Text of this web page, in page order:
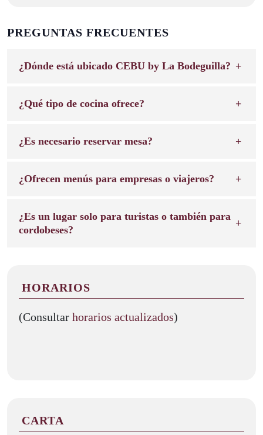
PREGUNTAS FRECUENTES
¿Dónde está ubicado CEBU by La Bodeguilla?
¿Qué tipo de cocina ofrece?
¿Es necesario reservar mesa?
¿Ofrecen menús para empresas o viajeros?
¿Es un lugar solo para turistas o también para
cordobeses?
HORARIOS
(Consultar horarios actualizados)
CARTA